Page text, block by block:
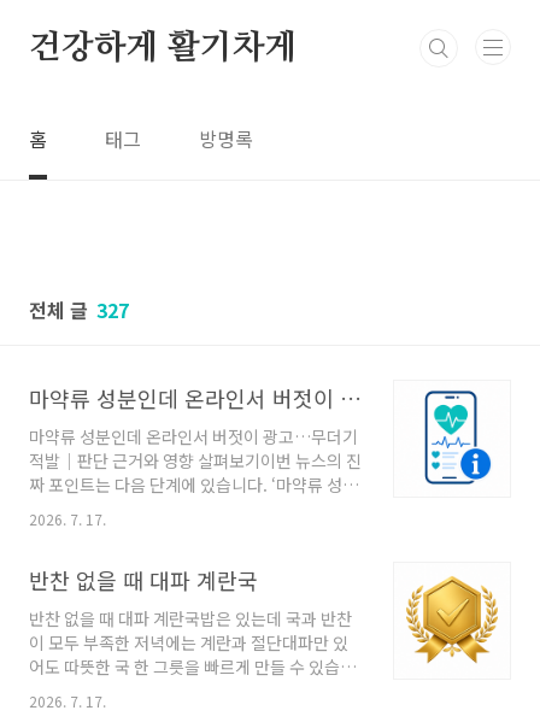
건강하게 활기차게
홈 태그 방명록
전체 글 327
마약류 성분인데 온라인서 버젓이 광고…무더기 적발｜판단 근거와 영향 살펴보기
마약류 성분인데 온라인서 버젓이 광고…무더기
적발｜판단 근거와 영향 살펴보기이번 뉴스의 진
짜 포인트는 다음 단계에 있습니다. ‘마약류 성분
인데 온라인서 버젓이 광고…무더기 적발’ 소식
을 중심으로 관련 내용의 배경과 실제 확인할 부
배경이번 RSS에서 확인되는 중심 내용은 ‘마약
류 성분인데 온라인서 버젓이 광고…무더기 적
발’입니다. 적발이나 소송 소식은 현재 단계와 당
사자의 대응, 향후 심리 절차를 함께 확인해야 균
형이 잡힙니다. 누가 발표했고 어느 시점부터 적
용되는지, 기사에 언급된 규모와 대상이 무엇인
2026. 7. 17.
반찬 없을 때 대파 계란국
반찬 없을 때 대파 계란국밥은 있는데 국과 반찬
이 모두 부족한 저녁에는 계란과 절단대파만 있
어도 따뜻한 국 한 그릇을 빠르게 만들 수 있습니
다. 계란은 풀어 국물에 넣고 대파는 마지막에 더
하면 조리 시간이 짧고 설거지도 줄어듭니다. 단
2026. 7. 17.